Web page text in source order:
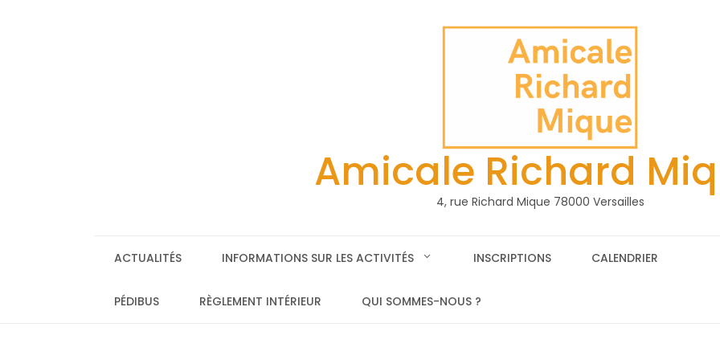
Amicale Richard
4, rue Richard Mique 78000 Versailles
ACTUALITÉS INFORMATIONS SUR LES ACTIVITÉS INSCRIPTIONS CALENDRIER
PÉDIBUS RÈGLEMENT INTÉRIEUR QUI SOMMES-NOUS ?